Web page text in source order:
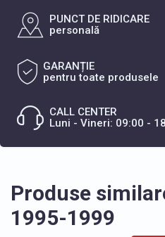
PUNCT DE RIDICARE
personală
GARANȚIE
pentru toate produsele
CALL CENTER
Luni - Vineri: 09:00 -
Produse
1995-1999